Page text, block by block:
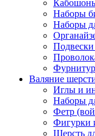
Наборы
Наборы
Валяние
Иглы и
Наборы
Фетр
Фигурки
Шерсть